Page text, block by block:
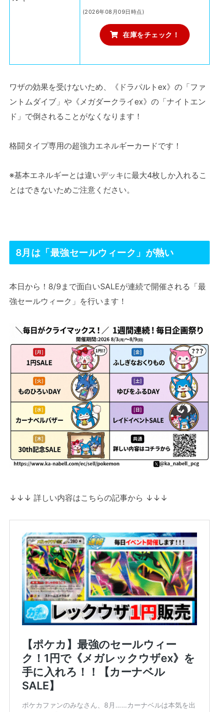
(2026年08月09日時点)
在庫をチェック！
ワザの効果を受けないため、《ドラパルトex》の「ファ
ントムダイブ」や《メガダークライex》の「ナイトエン
ド」で倒されることがなくなります！
格闘タイプ専用の超強力エネルギーカードです！
※基本エネルギーとは違いデッキに最大4枚しか入れるこ
とはできないためご注意ください。
8月は「最強セールウィーク」が熱い
本日から！8/9まで面白いSALEが連続で開催される「最
強セールウィーク」を行います！
↓↓↓ 詳しい内容はこちらの記事から ↓↓↓